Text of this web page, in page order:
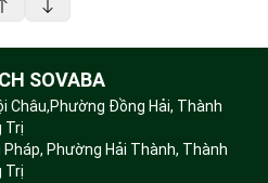
time. Lunch was delicious
caves are wonderful.
SOVABA
Châu,Phường Đồng Hải, Thành
Trị
Phường Hải Thành, Thành
Trị